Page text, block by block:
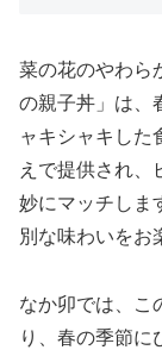
菜の花のやわら
の親子丼」は、
ャキシャキした
えで提供され、
妙にマッチしま
別な味わいをお
なか卯では、こ
り、春の季節に